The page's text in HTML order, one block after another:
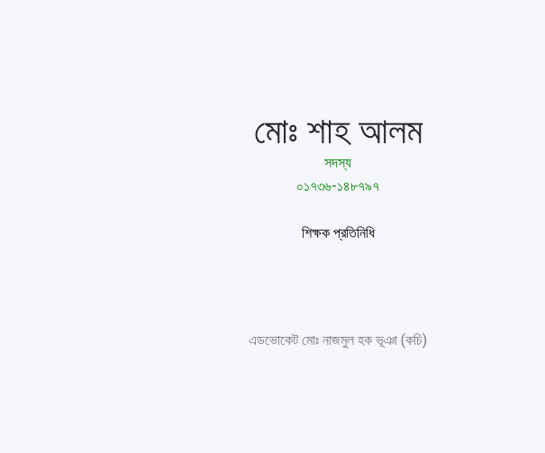
মোঃ শাহ আলম
সদস্য
০১৭৩৬-১৪৮৭৯৭
শিক্ষক প্রতিনিধি
এডভোকেট মোঃ নাজমুল হক ভূঞা (কচি)